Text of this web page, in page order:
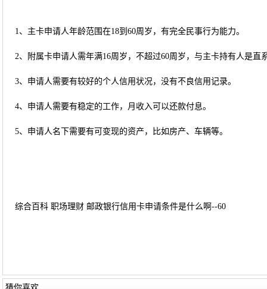
1、主卡申请人年龄范围在18到60周岁，有完全民事行为能力。
2、附属卡申请人需年满16周岁，不超过60周岁，与主卡持有人是直
3、申请人需要有较好的个人信用状况，没有不良信用记录。
4、申请人需要有稳定的工作，月收入可以还款付息。
5、申请人名下需要有可变现的资产，比如房产、车辆等。
综合百科 职场理财 邮政银行信用卡申请条件是什么啊--60